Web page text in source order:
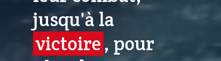
jusqu'à la
victoire, pour